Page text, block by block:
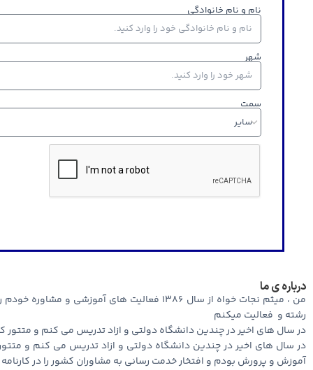
نام و نام خانوادگی
شهر
سمت
درباره ی ما
رشته و ‌‌‌‌‌ فعالیت میکنم
در سال های اخیر در چندین دانشگاه دولتی و ازاد تدریس می کنم و
در سال های اخیر در چندین دانشگاه دولتی و ازاد تدریس می کنم و
آموزش و پرورش بودم و افتخار خدمت رسانی به مشاوران کشور را در